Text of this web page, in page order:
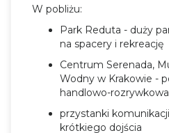
W pobliżu:
Park Reduta - duży
na spacery i rekreację
Centrum Serenada,
Wodny w Krakowie -
handlowo-
przystanki
krótkiego dojścia